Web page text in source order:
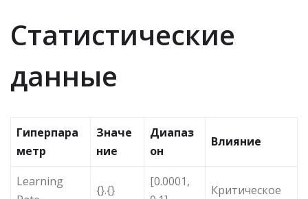
Статистические
данные
Гиперпара
метр
Значе
ние
Диапаз
он
Влияние
Learning
{}.{}
[0.0001,
Критическое